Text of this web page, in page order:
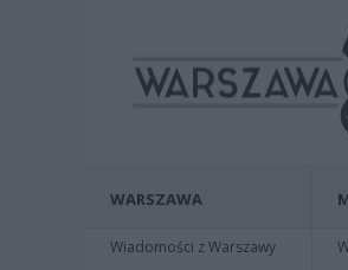
WARSZAWA
Wiadomości z Warszawy